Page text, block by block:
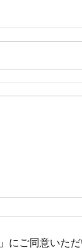
にご同意いた